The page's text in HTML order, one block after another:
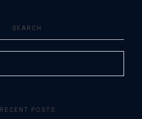
SEARCH
RECENT POSTS